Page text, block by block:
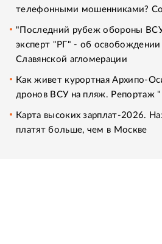
телефонными мошенниками?
"Последний рубеж обороны
эксперт "РГ" - об
Славянской агломерации
Как живет курортная Архипо-
дронов ВСУ на пляж. Репортаж
Карта высоких зарплат-2026.
платят больше, чем в Москве